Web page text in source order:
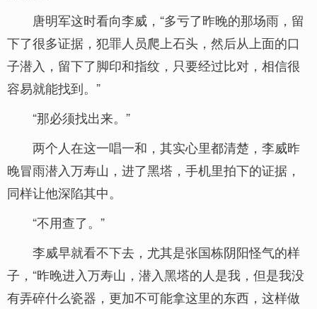
唐明军这时看向李威，“多亏了昨晚的那场雨，留
下了很多证据，犯罪人员爬上石头，然后从上面的口
子潜入，留下了脚印和指纹，只要经过比对，相信很
容易就能找到。”
“那必须找出来。”
两个人在这一唱一和，其实心里都清楚，李威昨
晚冒雨潜入万寿山，进了黑塔，手机里拍下的证据，
同样让他深陷其中。
“不用查了。”
李威早就看不下去，尤其是张国栋阴阳怪气的样
子，“昨晚进入万寿山，潜入黑塔的人是我，但是我没
有弄碎什么瓷器，更加不可能拿这里的东西，这样做